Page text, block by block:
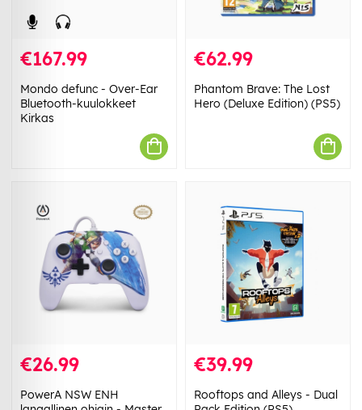
€167.99
Mondo defunc - Over-Ear
Bluetooth-kuulokkeet
Kirkas
€62.99
Phantom Brave: The Lost
Hero (Deluxe Edition) (PS5)
€26.99
PowerA NSW ENH
€39.99
Rooftops and Alleys - Dual